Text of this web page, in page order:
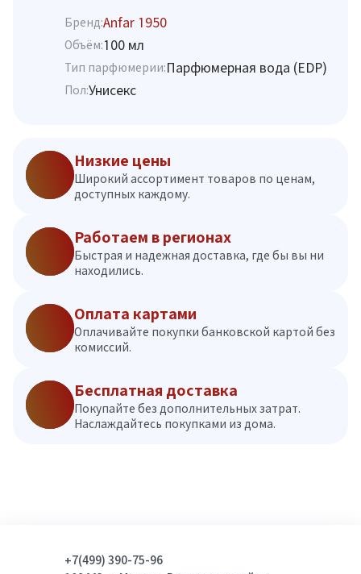
Бренд:Anfar 1950
Объём:100 мл
Тип парфюмерии:Парфюмерная вода (EDP)
Пол:Унисекс
Низкие цены
Широкий ассортимент товаров по ценам,
доступных каждому.
Работаем в регионах
Быстрая и надежная доставка, где бы вы ни
находились.
Оплата картами
Оплачивайте покупки банковской картой без
комиссий.
Бесплатная доставка
Покупайте без дополнительных затрат.
Наслаждайтесь покупками из дома.
+7(499) 390-75-96